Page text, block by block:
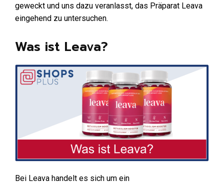
geweckt und uns dazu veranlasst, das Präparat Leava
eingehend zu untersuchen.
Was ist Leava?
Bei Leava handelt es sich um ein